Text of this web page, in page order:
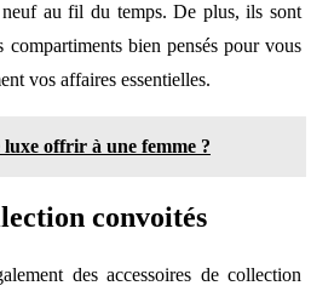
neuf au fil du temps. De plus, ils sont
compartiments bien pensés pour vous
vos affaires essentielles.
luxe offrir à une femme ?
convoités
des accessoires de collection